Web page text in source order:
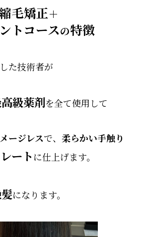
毛矯正＋
トコースの特徴
した技術者が
級薬剤を全て使用して
ージレスで、柔らかい手触り
ート に仕上げます。
になります。